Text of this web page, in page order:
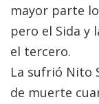
mayor parte
pero el Sida y
el tercero.
La sufrió Nito
de muerte